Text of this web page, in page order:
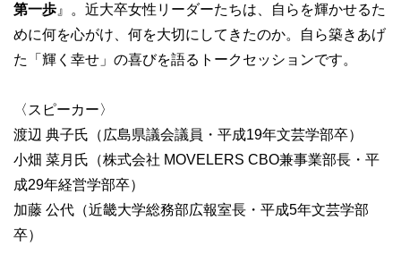
第一歩 』。近大卒女性リーダーたちは、自らを輝かせるた
めに何を心がけ、何を大切にしてきたのか。自ら築きあげ
た「輝く幸せ」の喜びを語るトークセッションです。
〈スピーカー〉
渡辺 典子氏（広島県議会議員・平成19年文芸学部卒）
小畑 菜月氏（株式会社 MOVELERS CBO兼事業部長・平
成29年経営学部卒）
加藤 公代（近畿大学総務部広報室長・平成5年文芸学部
卒）